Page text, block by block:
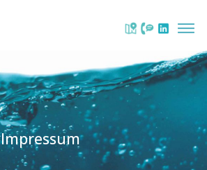
Impressum